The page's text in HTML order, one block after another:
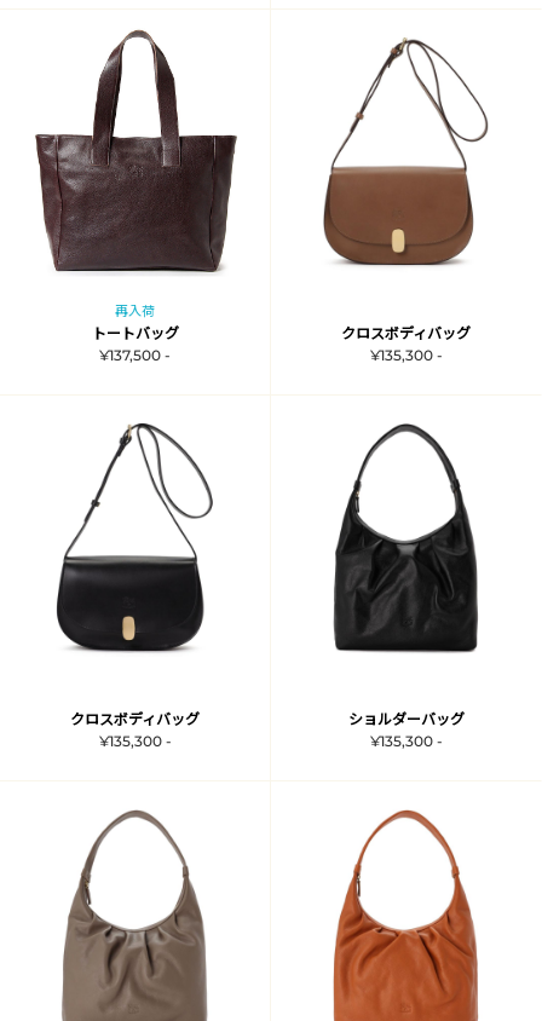
再入荷
トートバッグ
¥137,500 -
クロスボディバッグ
¥135,300 -
クロスボディバッグ
¥135,300 -
ショルダーバッグ
¥135,300 -